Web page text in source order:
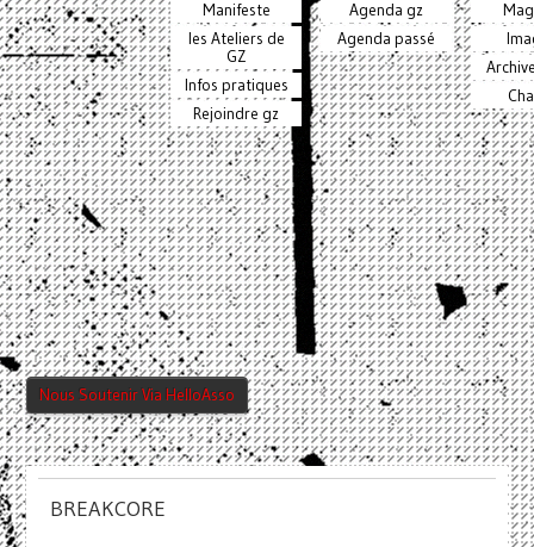
Manifeste
les Ateliers de
GZ
Infos pratiques
Rejoindre gz
Agenda gz
Agenda passé
Nous Soutenir Via HelloAsso
BREAKCORE